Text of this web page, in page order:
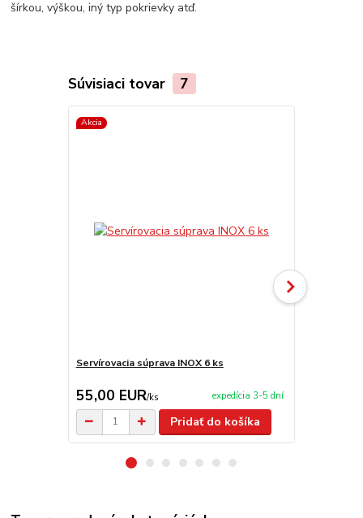
šírkou, výškou, iný typ pokrievky atď.
Súvisiaci tovar 7
Akcia
Servírovacia súprava INOX 6 ks
55,00 EUR/ks expedícia 3-5 dní
Pridať do košíka